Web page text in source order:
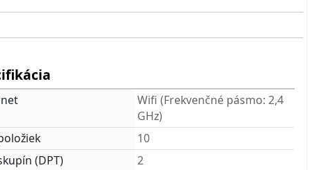
Wifi (Frekvenčné pásmo: 2,4
GHz)
10
(DPT)
2